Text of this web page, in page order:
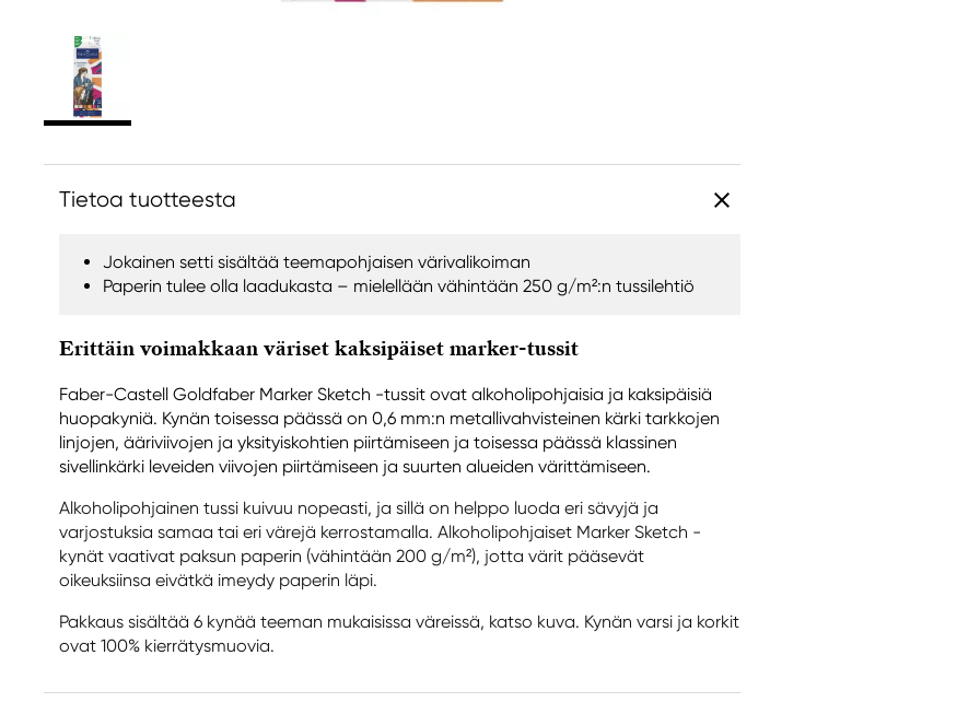
Tietoa tuotteesta
Jokainen setti sisältää teemapohjaisen värivalikoiman
Paperin tulee olla laadukasta – mielellään vähintään 250 g/m²:n tussilehtiö
Erittäin voimakkaan väriset kaksipäiset marker-tussit
Faber-Castell Goldfaber Marker Sketch -tussit ovat alkoholipohjaisia ja kaksipäisiä
huopakyniä. Kynän toisessa päässä on 0,6 mm:n metallivahvisteinen kärki tarkkojen
linjojen, ääriviivojen ja yksityiskohtien piirtämiseen ja toisessa päässä klassinen
sivellinkärki leveiden viivojen piirtämiseen ja suurten alueiden värittämiseen.
Alkoholipohjainen tussi kuivuu nopeasti, ja sillä on helppo luoda eri sävyjä ja
varjostuksia samaa tai eri värejä kerrostamalla. Alkoholipohjaiset Marker Sketch -
kynät vaativat paksun paperin (vähintään 200 g/m²), jotta värit pääsevät
oikeuksiinsa eivätkä imeydy paperin läpi.
Pakkaus sisältää 6 kynää teeman mukaisissa väreissä, katso kuva. Kynän varsi ja korkit
ovat 100% kierrätysmuovia.